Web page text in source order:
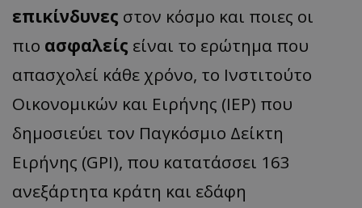
επικίνδυνες στον κόσμο και ποιες οι
πιο ασφαλείς είναι το ερώτημα που
απασχολεί κάθε χρόνο, το Ινστιτούτο
Οικονομικών και Ειρήνης (IEP) που
δημοσιεύει τον Παγκόσμιο Δείκτη
Ειρήνης (GPI), που κατατάσσει 163
ανεξάρτητα κράτη και εδάφη